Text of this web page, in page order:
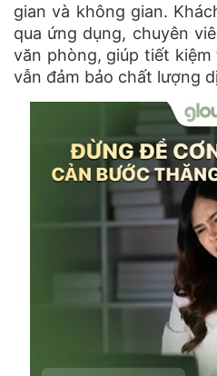
gian và không gian.
qua ứng dụng, chuyên
văn phòng, giúp tiết
vẫn đảm bảo chất lượng